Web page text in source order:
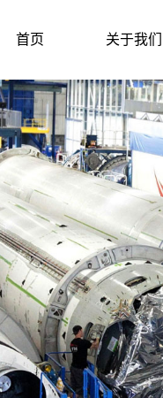
首页 关于我们